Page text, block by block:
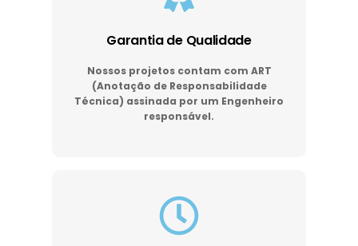
Garantia de Qualidade
Nossos projetos contam com ART
(Anotação de Responsabilidade
Técnica) assinada por um Engenheiro
responsável.